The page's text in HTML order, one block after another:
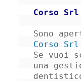
Corso
Corso
Se vuoi
una